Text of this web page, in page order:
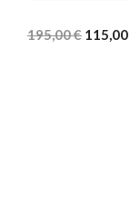
195,00€ prix
115,00